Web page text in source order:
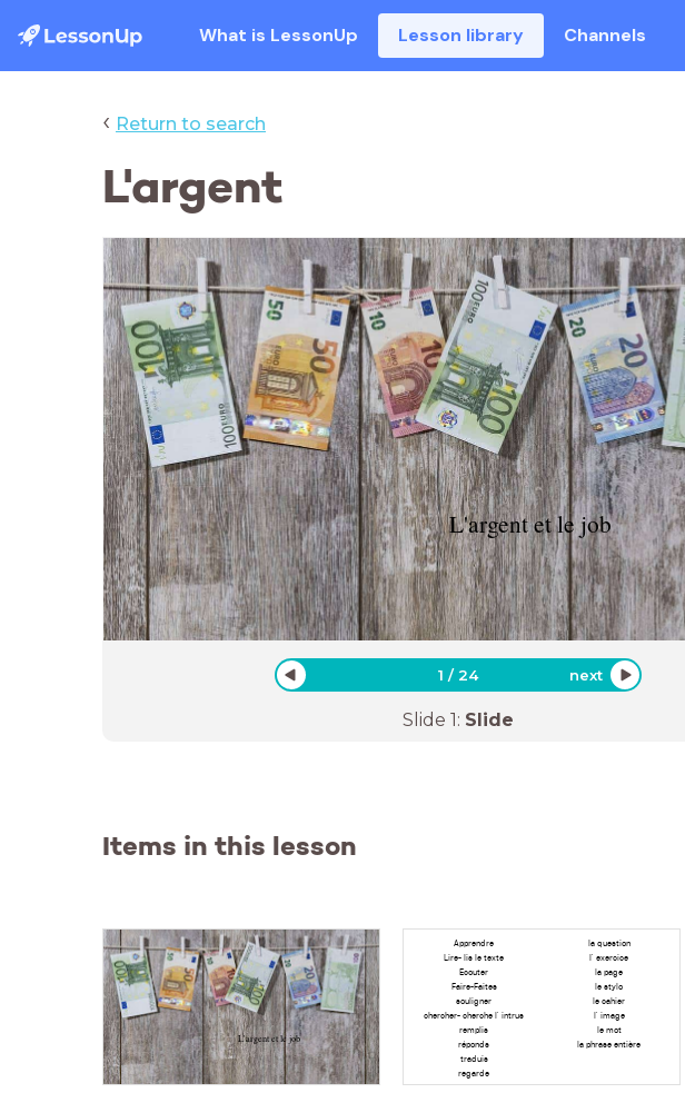
What is LessonUp Lesson library Channels
‹ Return to search
L'argent
L'argent et le job
1 /24 next
Slide 1: Slide
Items in this lesson
L'argent et le job
Apprendre
Lire- lis le texte
Ecouter
Faire-Faites
souligner
chercher- cherche l' intrus
remplis
réponds
traduis
regarde
la question
l' exercice
la page
le stylo
le cahier
l' image
le mot
la phrase entière